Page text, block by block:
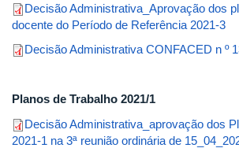
Decisão Administrativa_Aprovação dos
docente do Período de Referência 2021-3
Decisão Administrativa CONFACED n º
Planos de Trabalho 2021/1
Decisão Administrativa_aprovação dos
2021-1 na 3ª reunião ordinária de